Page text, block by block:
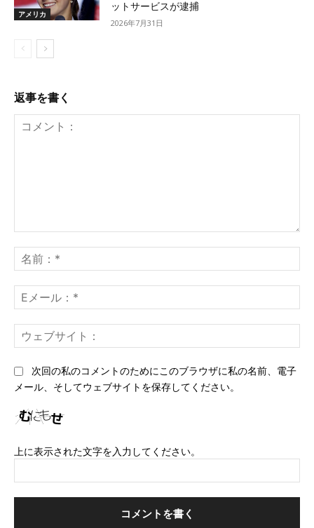
アメリカ
ットサービスが逮捕
2026年7月31日
返事を書く
ン
ト：
前
*
メ
ー
*ェ
次回の私のコメントのためにこのブラウザに私の名前、電子
メール、そしてウェブサイトを保存してください。
上に表示された文字を入力してください。